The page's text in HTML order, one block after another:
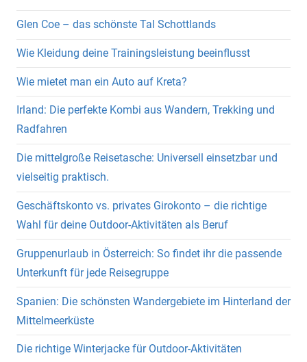
Glen Coe – das schönste Tal Schottlands
Wie Kleidung deine Trainingsleistung beeinflusst
Wie mietet man ein Auto auf Kreta?
Irland: Die perfekte Kombi aus Wandern, Trekking und
Radfahren
Die mittelgroße Reisetasche: Universell einsetzbar und
vielseitig praktisch.
Geschäftskonto vs. privates Girokonto – die richtige
Wahl für deine Outdoor-Aktivitäten als Beruf
Gruppenurlaub in Österreich: So findet ihr die passende
Unterkunft für jede Reisegruppe
Spanien: Die schönsten Wandergebiete im Hinterland der
Mittelmeerküste
Die richtige Winterjacke für Outdoor-Aktivitäten